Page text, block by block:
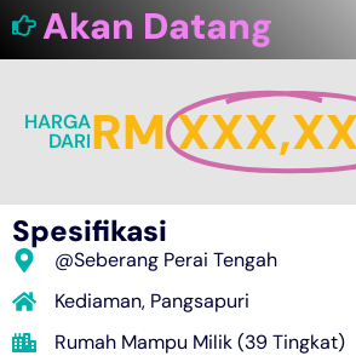
Akan Datang
HARGA
DARIRM
Spesifikasi
@Seberang Perai Tengah
Kediaman, Pangsapuri
Rumah Mampu Milik (39 Tingkat)